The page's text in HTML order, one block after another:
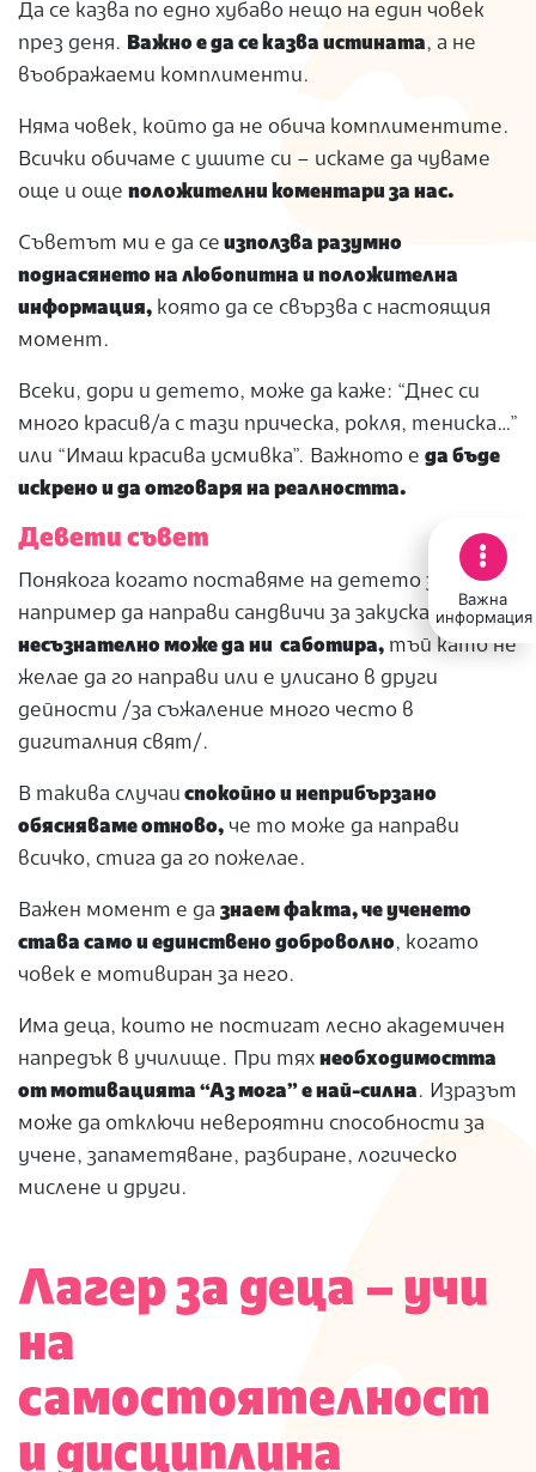
Важна
информация
Да се казва по едно хубаво нещо на един човек
през деня. Важно е да се казва истината, а не
въображаеми комплименти.
Няма човек, който да не обича комплиментите.
Всички обичаме с ушите си – искаме да чуваме
още и още положителни коментари за нас.
Съветът ми е да се използва разумно
поднасянето на любопитна и положителна
информация, която да се свързва с настоящия
момент.
Всеки, дори и детето, може да каже: “Днес си
много красив/а с тази прическа, рокля, тениска…”
или “Имаш красива усмивка”. Важното е да бъде
искрено и да отговаря на реалността.
Девети съвет
Понякога когато поставяме на детето задача,
например да направи сандвичи за закуска, то
несъзнателно може да ни саботира, тъй като не
желае да го направи или е улисано в други
дейности /за съжаление много често в
дигиталния свят/.
В такива случаи спокойно и неприбързано
обясняваме отново, че то може да направи
всичко, стига да го пожелае.
Важен момент е да знаем факта, че ученето
става само и единствено доброволно, когато
човек е мотивиран за него.
Има деца, които не постигат лесно академичен
напредък в училище. При тях необходимостта
от мотивацията “Аз мога” е най-силна. Изразът
може да отключи невероятни способности за
учене, запаметяване, разбиране, логическо
мислене и други.
Лагер за деца – учи
на
самостоятелност
и дисциплина